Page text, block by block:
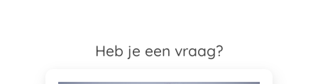
Heb je een vraag?